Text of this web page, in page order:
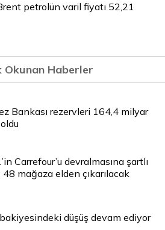
petrolün varil fiyatı 52,21
Okunan Haberler
Bankası rezervleri 164,4 milyar
Carrefour’u devralmasına şartlı
48 mağaza elden çıkarılacak
düşüş devam ediyor